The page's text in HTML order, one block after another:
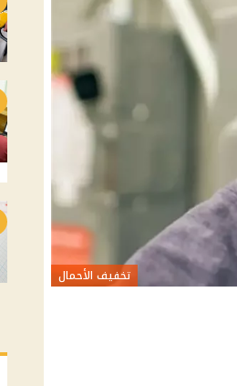
تخفيف الأحمال